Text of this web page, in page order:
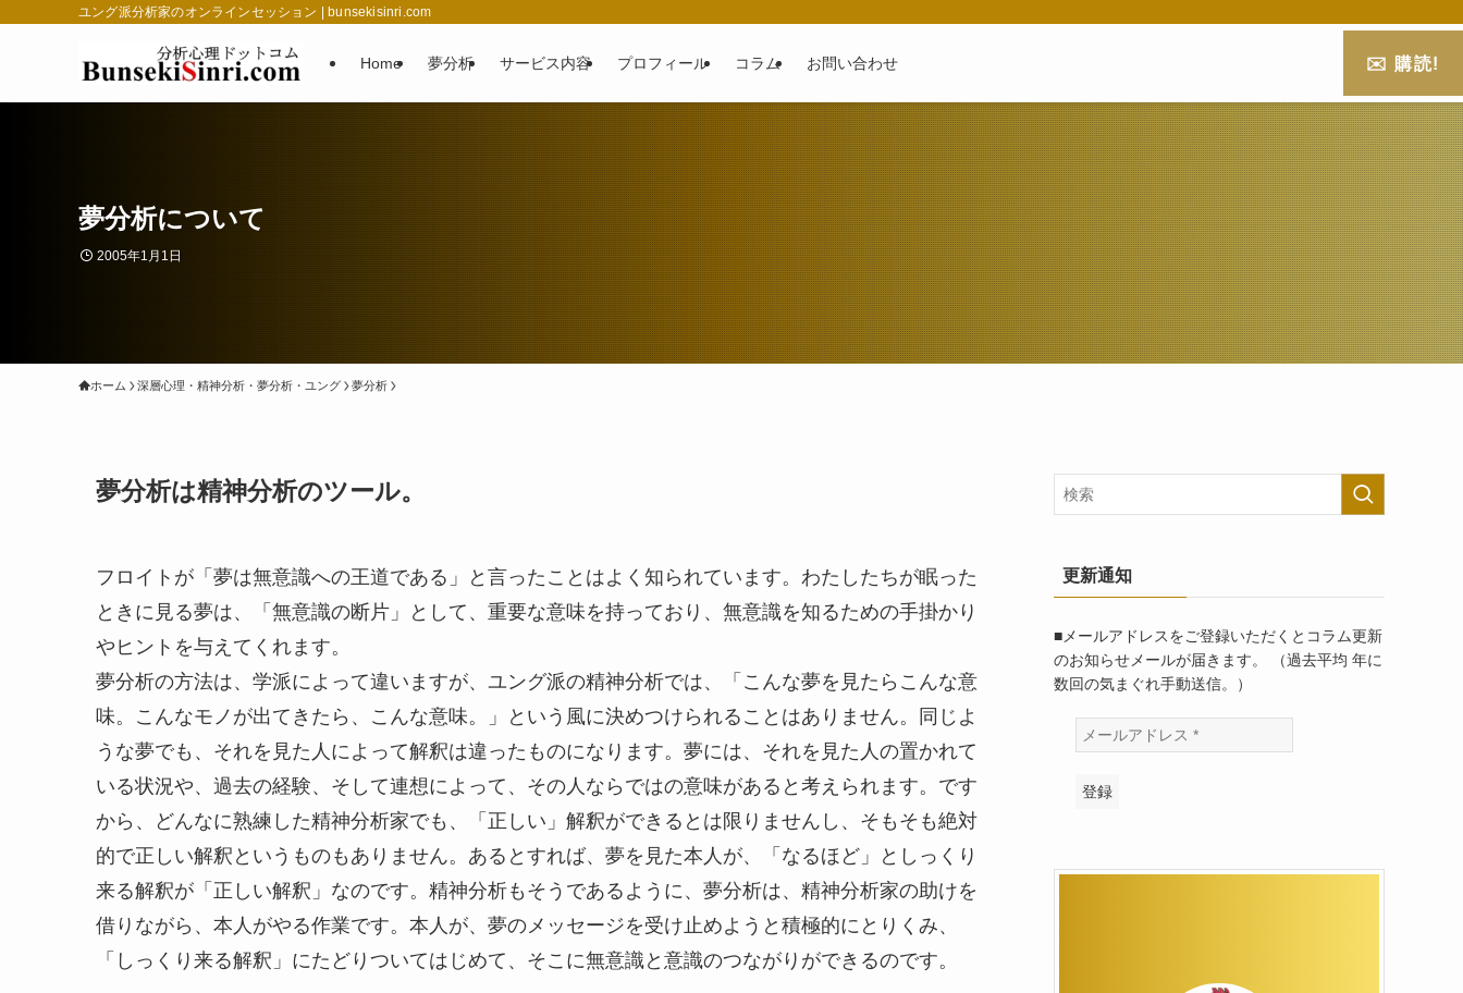
✉️ 購読!
ユング派分析家のオンラインセッション | bunsekisinri.com
Home 夢分析 サービス内容 プロフィール コラム お問い合わせ
夢分析について
2005年1月1日
ホーム 深層心理・精神分析・夢分析・ユング 夢分析
夢分析は精神分析のツール。
フロイトが「夢は無意識への王道である」と言ったことはよく知られています。わたしたちが眠った
ときに見る夢は、「無意識の断片」として、重要な意味を持っており、無意識を知るための手掛かり
やヒントを与えてくれます。
夢分析の方法は、学派によって違いますが、ユング派の精神分析では、「こんな夢を見たらこんな意
味。こんなモノが出てきたら、こんな意味。」という風に決めつけられることはありません。同じよ
うな夢でも、それを見た人によって解釈は違ったものになります。夢には、それを見た人の置かれて
いる状況や、過去の経験、そして連想によって、その人ならではの意味があると考えられます。です
から、どんなに熟練した精神分析家でも、「正しい」解釈ができるとは限りませんし、そもそも絶対
的で正しい解釈というものもありません。あるとすれば、夢を見た本人が、「なるほど」としっくり
来る解釈が「正しい解釈」なのです。精神分析もそうであるように、夢分析は、精神分析家の助けを
借りながら、本人がやる作業です。本人が、夢のメッセージを受け止めようと積極的にとりくみ、
「しっくり来る解釈」にたどりついてはじめて、そこに無意識と意識のつながりができるのです。
更新通知
■メールアドレスをご登録いただくとコラム更新
のお知らせメールが届きます。 （過去平均 年に
数回の気まぐれ手動送信。）